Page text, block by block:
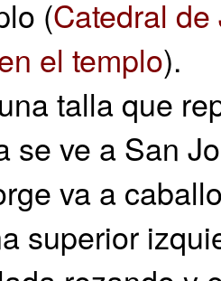
(Catedral
el templo).
talla que
se ve a San
va a
superior